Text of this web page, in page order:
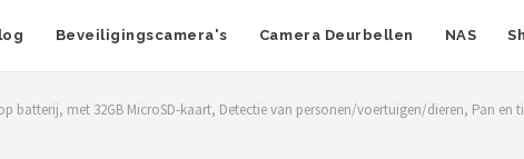
Beveiligingscamera's Camera Deurbellen NAS
batterij, met 32GB MicroSD-kaart, Detectie van personen/voertuigen/dieren, Pan